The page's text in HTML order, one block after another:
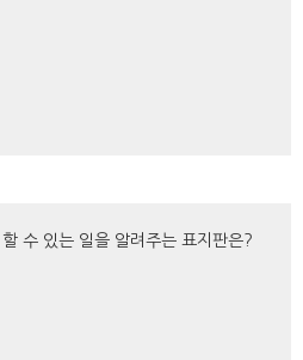
수 있는 일을 알려주는 표지판은?